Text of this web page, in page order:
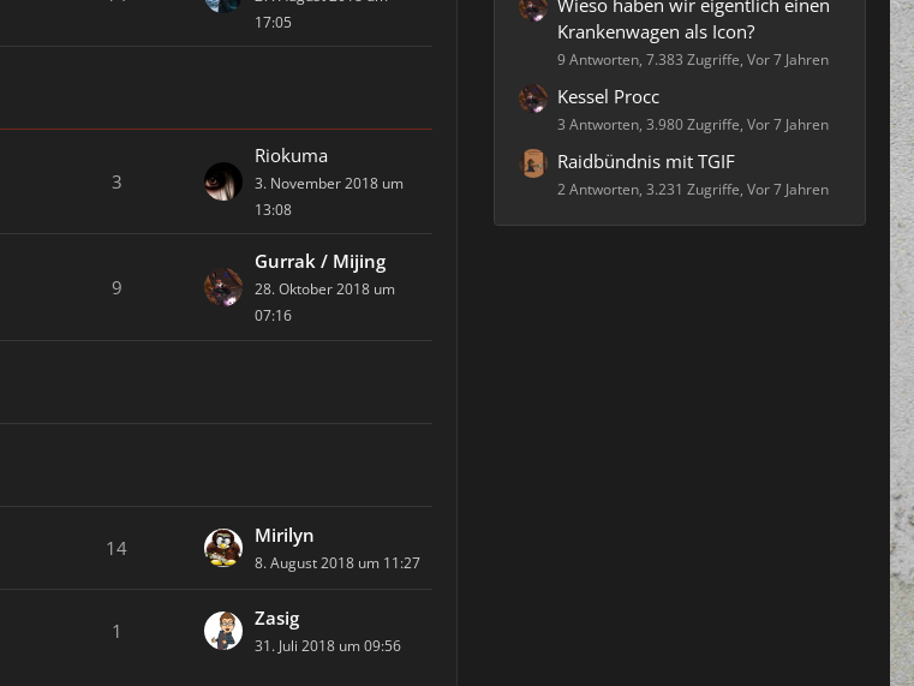
17:05
3
Riokuma
3. November 2018 um
13:08
9
Gurrak / Mijing
28. Oktober 2018 um
07:16
14
Mirilyn
8. August 2018 um 11:27
1
Zasig
31. Juli 2018 um 09:56
Wieso haben wir eigentlich einen
Krankenwagen als Icon?
9 Antworten, 7.383 Zugriffe, Vor 7 Jahren
Kessel Procc
3 Antworten, 3.980 Zugriffe, Vor 7 Jahren
Raidbündnis mit TGIF
2 Antworten, 3.231 Zugriffe, Vor 7 Jahren